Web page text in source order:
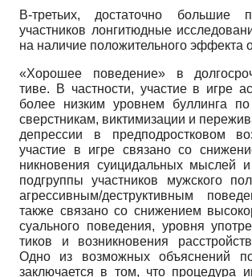
В-третьих, достаточно большие
участников лонгитюдные
на наличие положительного эффекта
«Хорошее поведение» в
тиве. В частности, участие в игре
более низким уровнем буллинга
сверстникам, виктимизации и
депрессии в предподростковом
участие в игре связано со
никновения суицидальных мыслей
подгруппы участников мужского
агрессивным/деструктивным
также связано со снижением
суального поведения, уровня
тиков и возникновения
Одно из возможных объяснений
заключается в том, что процедура